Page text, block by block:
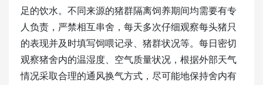
足的饮水。不同来源的猪群隔离饲养期间均需要有专
人负责，严禁相互串舍，每天多次仔细观察每头猪只
的表现并及时填写饲喂记录、猪群状况等。每日密切
观察猪舍内的温湿度、空气质量状况，根据外部天气
情况采取合理的通风换气方式，尽可能地保持舍内有